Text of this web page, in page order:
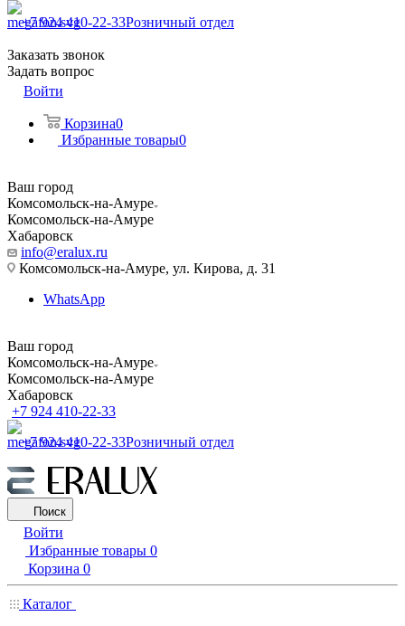
+7 924 410-22-33Розничный отдел
Заказать звонок
Задать вопрос
Войти
Корзина0
Избранные товары0
Ваш город
Комсомольск-на-Амуре
Комсомольск-на-Амуре
Хабаровск
info@eralux.ru
Комсомольск-на-Амуре, ул. Кирова, д. 31
WhatsApp
Ваш город
Комсомольск-на-Амуре
Комсомольск-на-Амуре
Хабаровск
+7 924 410-22-33
+7 924 410-22-33Розничный отдел
Поиск
Войти
Избранные товары 0
Корзина 0
Каталог